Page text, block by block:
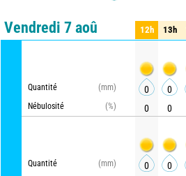
Comparateur
Vendredi 7 aoû
Quantité
(mm)
Nébulosité
(%)
Quantité
(mm)
12h 13h
12h 13h
0 0
0
0
0 0